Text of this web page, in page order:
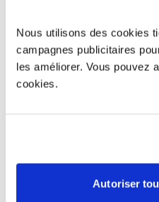
Nous utilisons des cookies
campagnes publicitaires
les améliorer. Vous pouvez
cookies.
Autoriser
12160 Baraqueville
12200
Bozouls